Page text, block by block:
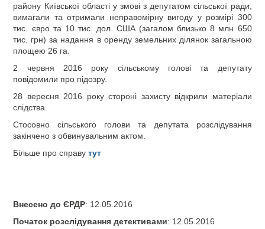
району Київської області у змові з депутатом сільської ради,
вимагали та отримали неправомірну вигоду у розмірі 300
тис. євро та 10 тис. дол. США (загалом близько 8 млн 650
тис. грн) за надання в оренду земельних ділянок загальною
площею 26 га.
2 червня 2016 року сільському голові та депутату
повідомили про підозру.
28 вересня 2016 року стороні захисту відкрили матеріали
слідства.
Стосовно сільського голови та депутата розслідування
закінчено з обвинувальним актом.
Більше про справутут
Внесено до ЄРДР: 12.05.2016
Початок розслідування детективами: 12.05.2016